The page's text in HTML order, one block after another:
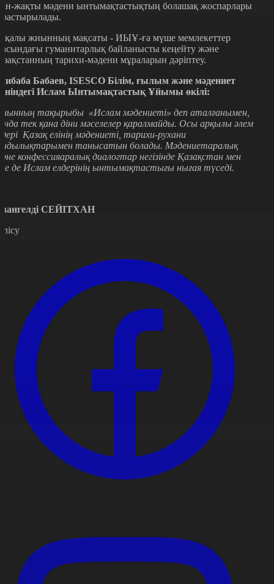
жақты мәдени ынтымақтастықтың болашақ жоспарлары
жиынның мақсаты - ИЫҰ-ға мүше мемлекеттер
гуманитарлық байланысты кеңейту және
тарихи-мәдени мұраларын дәріптеу.
Бабаев, ISESCO Білім, ғылым және мәдениет
Ислам Ынтымақтастық Ұйымы өкілі:
тақырыбы «Ислам мәдениеті» деп аталғанымен,
тек қана діни мәселелер қаралмайды. Осы арқылы әлем
Қазақ елінің мәдениеті, тарихи-рухани
танысатын болады. Мәдениетаралық
конфессияаралық диалогтар негізінде Қазақстан мен
де Ислам елдерінің ынтымақтастығы нығая түседі.
СЕЙІТХАН